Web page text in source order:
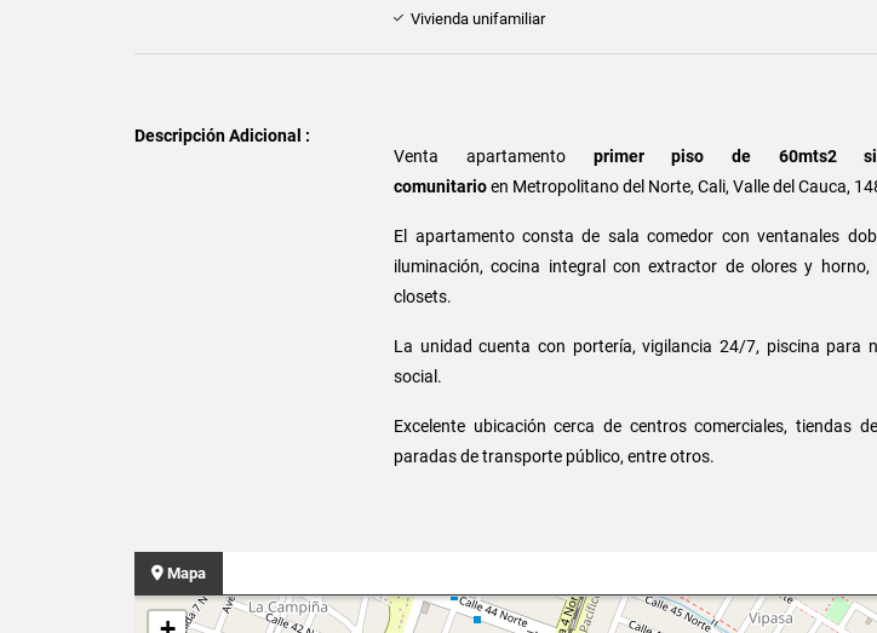
Vivienda unifamiliar
Descripción Adicional :
Venta apartamentoprimer piso de 60mts2 sin
comunitarioen Metropolitano del Norte, Cali, Valle del Cauca,
El apartamento consta de sala comedor con ventanales
iluminación, cocina integral con extractor de olores y
closets.
La unidad cuenta con portería, vigilancia 24/7, piscina para
social.
Excelente ubicación cerca de centros comerciales, tiendas
paradas de transporte público, entre otros.
Mapa